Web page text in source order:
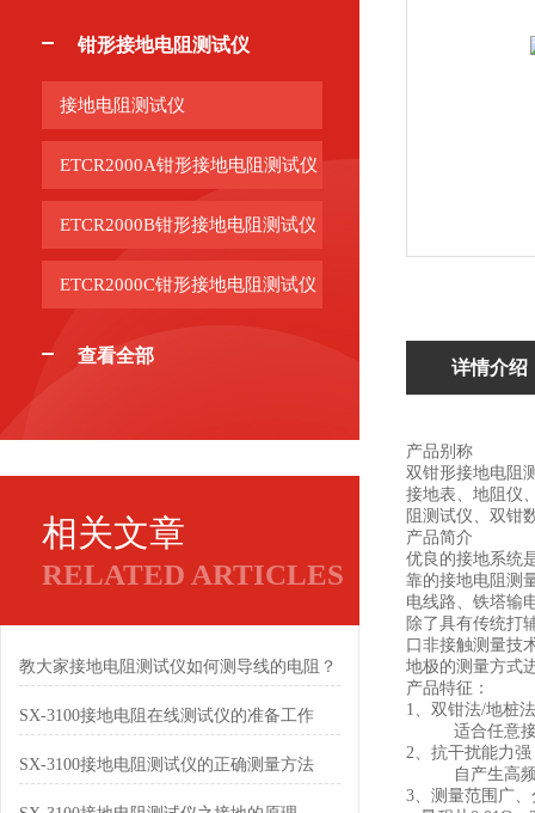
钳形接地电阻测试仪
接地电阻测试仪
ETCR2000A钳形接地电阻测试仪
ETCR2000B钳形接地电阻测试仪
ETCR2000C钳形接地电阻测试仪
查看全部
相关文章
RELATED ARTICLES
教大家接地电阻测试仪如何测导线的电阻？
SX-3100接地电阻在线测试仪的准备工作
SX-3100接地电阻测试仪的正确测量方法
详情介绍
产品别称
双钳形接地电阻
接地表、地阻仪
阻测试仪、双钳
产品简介
优良的接地系统
靠的接地电阻测
电线路、铁塔输
除了具有传统打
口非接触测量技
地极的测量方式
产品特征：
1、双钳法/地桩
适合任意接地
2、抗干扰能力强
自产生高频电
3、测量范围广